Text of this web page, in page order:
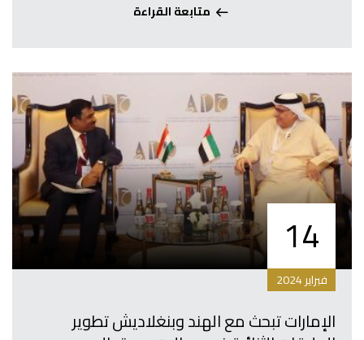
متابعة القراءة
14
فبراير 2024
الإمارات تبحث مع الهند وبنغلاديش تطوير